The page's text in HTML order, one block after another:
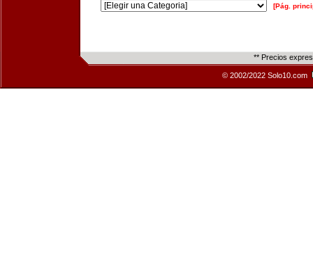
[Pág.
** Precios
© 2002/2022 Solo10.com